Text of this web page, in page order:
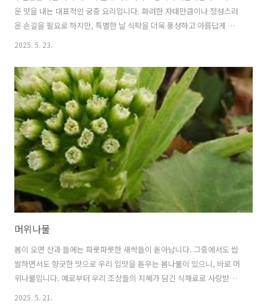
운 맛을 내는 대표적인 궁중 요리입니다. 화려한 자태만큼이나 정성스러
운 손길을 필요로 하지만, 특별한 날 식탁을 더욱 풍성하고 아름답게 만
들어주는 요리입니다. 구절판의 의미와 역사부터 시작하여, 가정에서도
까지 자세하게 다루어 보겠습니다. 1. 구절판이란 무엇인가요?구절판은
이름 그대로 '아홉 칸'을 의미하는 ‘구절(九節)’과 '쟁반'을 뜻하는 ‘판
(板)’이 합쳐진 말입니다.중앙에는 밀전병을 놓고, 그 주변 여덟 칸에는
색색깔의 다양한 재료를 담아 함께 싸 먹는 음식이죠.각 재료가 지닌 고
유의 맛과 향, 그리고 색깔이 조화를 이루어 시각적으로도 매우 아름답
고, 맛의..
2025. 5. 23.
머위나물
봄이 오면 산과 들에는 파릇파릇한 새싹들이 돋아납니다. 그중에서도 쌉
쌀하면서도 향긋한 맛으로 우리 입맛을 돋우는 봄나물이 있으니, 바로 머
위나물입니다. 예로부터 우리 조상들의 지혜가 담긴 식재료로 사랑받아
2025. 5. 21.